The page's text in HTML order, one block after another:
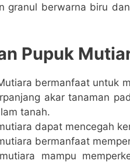
granul berwarna biru
Pupuk
bermanfaat untuk
akar tanaman
tanah.
dapat mencegah
bermanfaat
mampu